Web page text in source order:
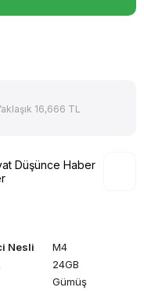
16,666 TL
Düşünce Haber
Nesli
M4
24GB
Gümüş